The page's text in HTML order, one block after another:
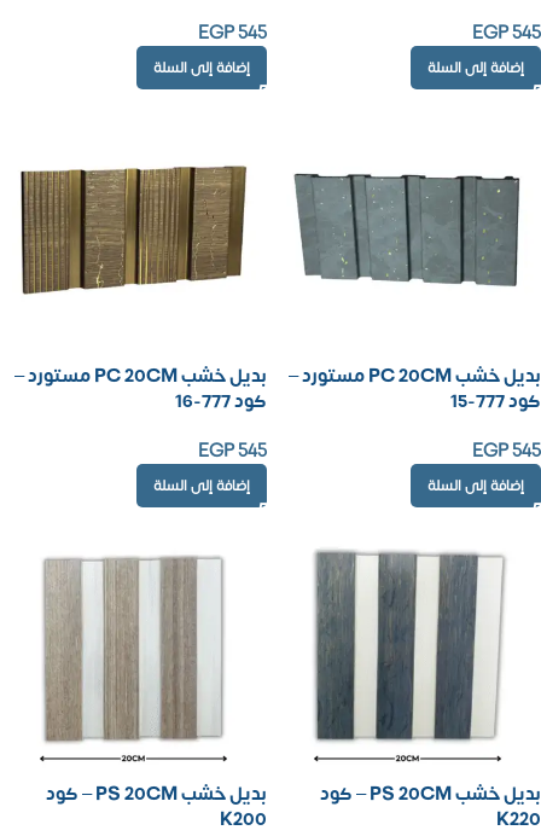
EGP545
إضافة إلى السلة
EGP545
إضافة إلى السلة
بديل خشب PC 20CM مستورد –
كود 777-15
EGP545
إضافة إلى السلة
بديل خشب PC 20CM مستورد –
كود 777-16
EGP545
إضافة إلى السلة
بديل خشب PS 20CM – كود
K220
بديل خشب PS 20CM – كود
K200